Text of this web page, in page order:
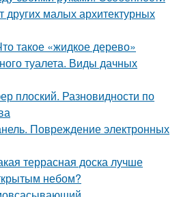
других малых архитектурных
такое «жидкое дерево»
туалета. Виды дачных
плоский. Разновидности по
Повреждение электронных
террасная доска лучше
небом?